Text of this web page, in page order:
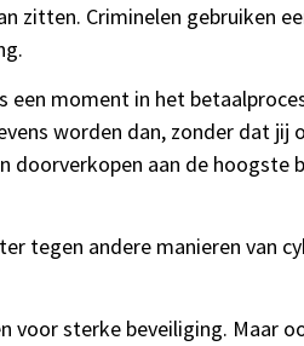
zitten. Criminelen gebruiken
moment in het
worden dan, zonder dat jij
aan de hoogste
tegen andere manieren van
voor sterke beveiliging. Maar